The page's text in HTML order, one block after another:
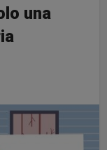
una